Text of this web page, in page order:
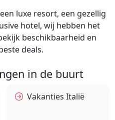
luxe resort, een gezellig
hotel, wij hebben het
beschikbaarheid en
deals.
in de buurt
Vakanties Italië